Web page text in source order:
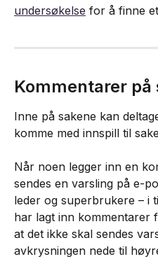
undersøkelse for å finne
Kommentarer på
Inne på sakene kan
komme med innspill til
Når noen legger inn en
sendes en varsling på e-
leder og superbrukere – i
har lagt inn kommentarer
at det ikke skal sendes
avkrysningen nede til